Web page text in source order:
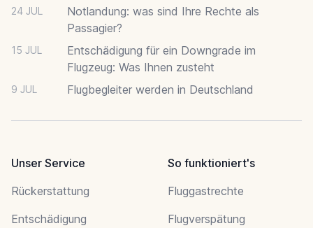
24 JUL
Notlandung: was sind Ihre Rechte als
Passagier?
15 JUL
Entschädigung für ein Downgrade im
Flugzeug: Was Ihnen zusteht
9 JUL Flugbegleiter werden in Deutschland
Unser Service
Rückerstattung
Entschädigung
So funktioniert's
Fluggastrechte
Flugverspätung